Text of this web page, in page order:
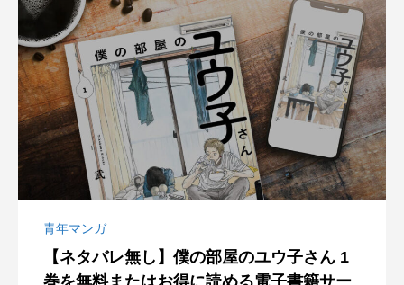
青年マンガ
【ネタバレ無し】僕の部屋のユウ子さん 1
巻を無料またはお得に読める電子書籍サー